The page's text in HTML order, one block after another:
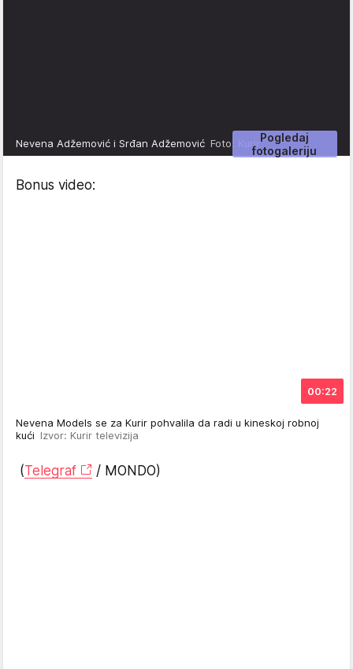
Pogledaj
fotogaleriju
Nevena Adžemović i Srđan Adžemović Foto: Kurir
Bonus video:
00:22
Nevena Models se za Kurir pohvalila da radi u kineskoj robnoj
kući Izvor: Kurir televizija
(Telegraf / MONDO)